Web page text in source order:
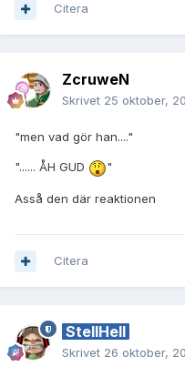
Citera
ZcruweN
Skrivet 25 oktober,
"men vad gör han...."
"...... ÅH GUD "
Asså den där reaktionen
Citera
StellHell
Skrivet 26 oktober,